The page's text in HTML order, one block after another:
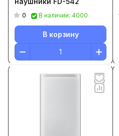
0 В наличии: 4000
В корзину